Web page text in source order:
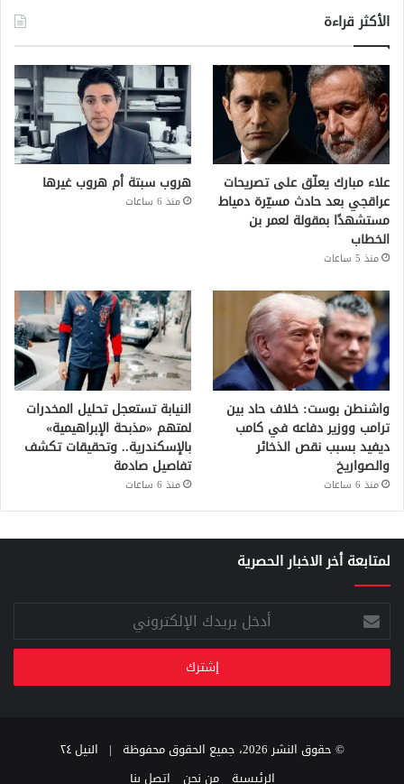
الأكثر قراءة
علاء مبارك يعلّق على تصريحات
عراقجي بعد حادث مسيّرة دمياط
مستشهدًا بمقولة لعمر بن
الخطاب
منذ 5 ساعات
هروب سبتة أم هروب غيرها
منذ 6 ساعات
واشنطن بوست: خلاف حاد بين
ترامب ووزير دفاعه في كامب
ديفيد بسبب نقص الذخائر
والصواريخ
منذ 6 ساعات
النيابة تستعجل تحليل المخدرات
لمتهم «مذبحة الإبراهيمية»
بالإسكندرية.. وتحقيقات تكشف
تفاصيل صادمة
منذ 6 ساعات
لمتابعة أخر الاخبار الحصرية
أدخل
بريدك
الإلكتروني
© حقوق النشر 2026، جميع الحقوق محفوظة |
النيل ٢٤
الرئيسية
من نحن اتصل بنا